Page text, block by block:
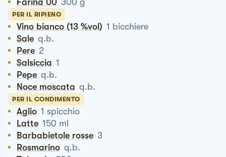
PER IL RIPIENO
Vino bianco (13 %vol) 1 bicchiere
Sale q.b.
Pere 2
Salsiccia 1
Pepe q.b.
Noce moscata q.b.
PER IL CONDIMENTO
Aglio 1 spicchio
Latte 150 ml
Barbabietole rosse 3
Rosmarino q.b.